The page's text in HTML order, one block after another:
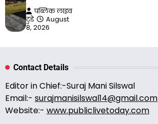
पब्लिक लाइव
टुडे
August
8, 2026
Contact Details
Editor in Chief:-Suraj Mani Silswal
Email:- surajmanisilswal14@gmail.com
Website:- www.publiclivetoday.com